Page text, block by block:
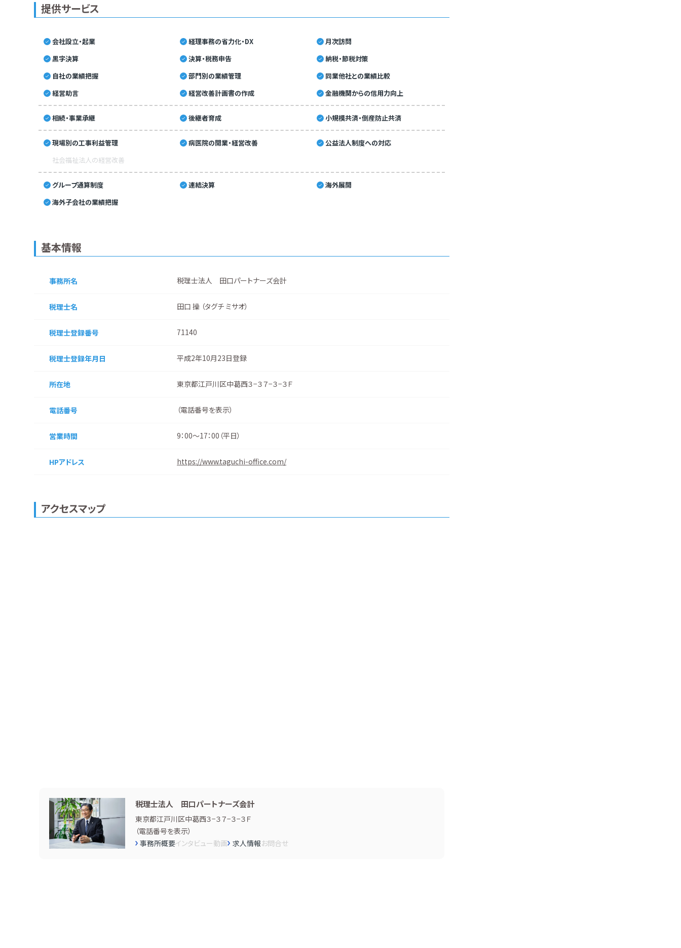
提供サービス
会社設立・起業 経理事務の省力化・DX
月次訪問
黒字決算
決算・税務申告
納税・節税対策
自社の業績把握
部門別の業績管理
同業他社との業績比較
経営助言
経営改善計画書の作成 金融機関からの信用力向上
相続・事業承継 後継者育成 小規模共済・倒産防止共済
現場別の工事利益管理 病医院の開業・経営改善
公益法人制度への対応
社会福祉法人の経営改善
グループ通算制度 連結決算
海外展開
海外子会社の業績把握
基本情報
事務所名 税理士法人 田口パートナーズ会計
税理士名 田口 操 （タグチ ミサオ）
税理士登録番号 71140
税理士登録年月日 平成2年10月23日登録
所在地 東京都江戸川区中葛西３−３７−３−３Ｆ
電話番号 （電話番号を表示）
営業時間 9：00～17：00（平日）
HPアドレス https://www.taguchi-office.com/
アクセスマップ
税理士法人 田口パートナーズ会計
東京都江戸川区中葛西３−３７−３−３Ｆ
（電話番号を表示）
事務所概要インタビュー動画 求人情報お問合せ